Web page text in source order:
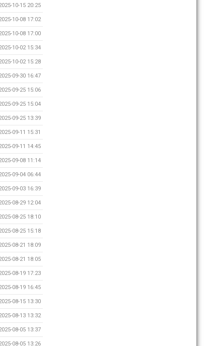
10-15 20:25
10-08 17:02
10-08 17:00
10-02 15:34
10-02 15:28
09-30 16:47
09-25 15:06
09-25 15:04
09-25 13:39
09-11 15:31
09-11 14:45
09-08 11:14
09-04 06:44
09-03 16:39
08-29 12:04
08-25 18:10
08-25 15:18
08-21 18:09
08-21 18:05
08-19 17:23
08-19 16:45
08-15 13:30
08-13 13:32
08-05 13:37
08-05 13:26